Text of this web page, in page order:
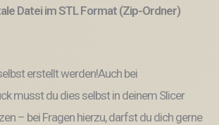
Datei im STL Format (Zip-Ordner)
erstellt werden!Auch bei
musst du dies selbst in deinem Slicer
– bei Fragen hierzu, darfst du dich gerne